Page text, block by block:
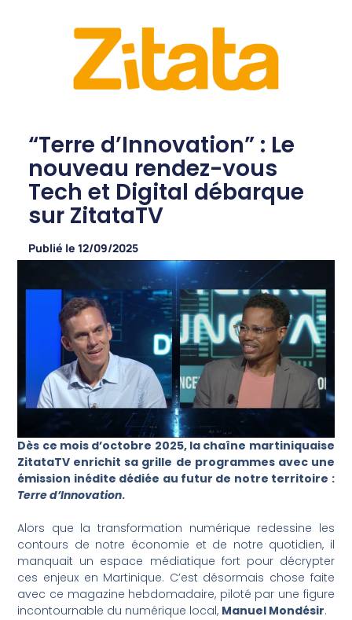
“Terre d’Innovation” : Le
nouveau rendez-vous
Tech et Digital débarque
sur ZitataTV
Publié le 12/09/2025
Dès ce mois d’octobre 2025, la chaîne martiniquaise
ZitataTV enrichit sa grille de programmes avec une
émission inédite dédiée au futur de notre territoire :
Terre d’Innovation.
Alors que la transformation numérique redessine les
contours de notre économie et de notre quotidien, il
manquait un espace médiatique fort pour décrypter
ces enjeux en Martinique. C’est désormais chose faite
avec ce magazine hebdomadaire, piloté par une figure
incontournable du numérique local, Manuel Mondésir.